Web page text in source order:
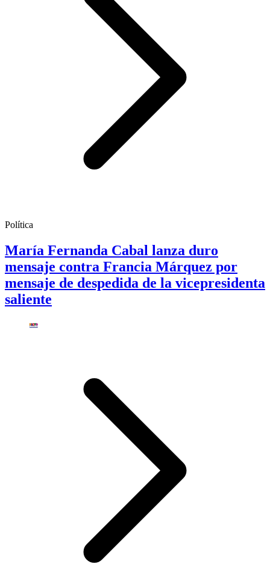
Política
María Fernanda Cabal lanza duro
mensaje contra Francia Márquez por
mensaje de despedida de la vicepresidenta
saliente